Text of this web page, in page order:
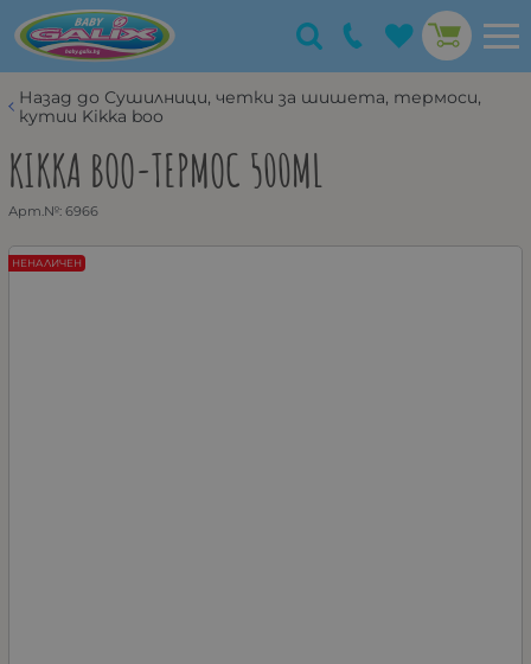
Назад до Сушилници, четки за шишета, термоси,
кутии Kikka boo
KIKKA BOO-ТЕРМОС 500ML
Арт.№: 6966
НЕНАЛИЧЕН